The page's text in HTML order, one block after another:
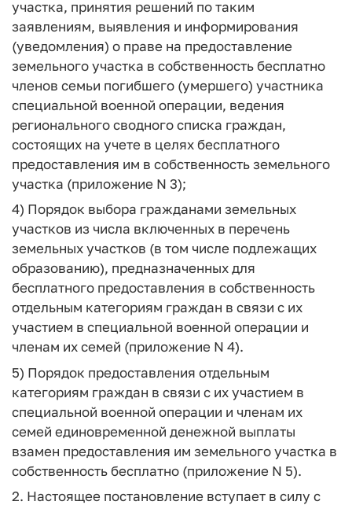
участка, принятия решений по таким
заявлениям, выявления и информирования
(уведомления) о праве на предоставление
земельного участка в собственность бесплатно
членов семьи погибшего (умершего) участника
специальной военной операции, ведения
регионального сводного списка граждан,
состоящих на учете в целях бесплатного
предоставления им в собственность земельного
участка (приложение N 3);
4) Порядок выбора гражданами земельных
участков из числа включенных в перечень
земельных участков (в том числе подлежащих
образованию), предназначенных для
бесплатного предоставления в собственность
отдельным категориям граждан в связи с их
участием в специальной военной операции и
членам их семей (приложение N 4).
5) Порядок предоставления отдельным
категориям граждан в связи с их участием в
специальной военной операции и членам их
семей единовременной денежной выплаты
взамен предоставления им земельного участка в
собственность бесплатно (приложение N 5).
2. Настоящее постановление вступает в силу с